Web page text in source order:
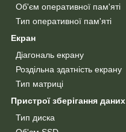
Об'єм оперативної пам'яті
Тип оперативної пам'яті
Екран
Діагональ екрану
Роздільна здатність екрану
Тип матриці
Пристрої зберігання даних
Тип диска